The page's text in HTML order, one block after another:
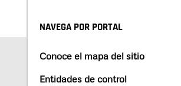
NAVEGA POR PORTAL
Conoce el mapa del sitio
Entidades de control